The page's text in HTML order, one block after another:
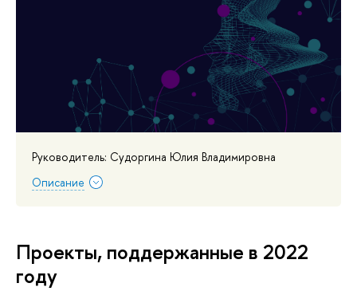
Руководитель: Судоргина Юлия Владимировна
Описание
Проекты, поддержанные в 2022
году